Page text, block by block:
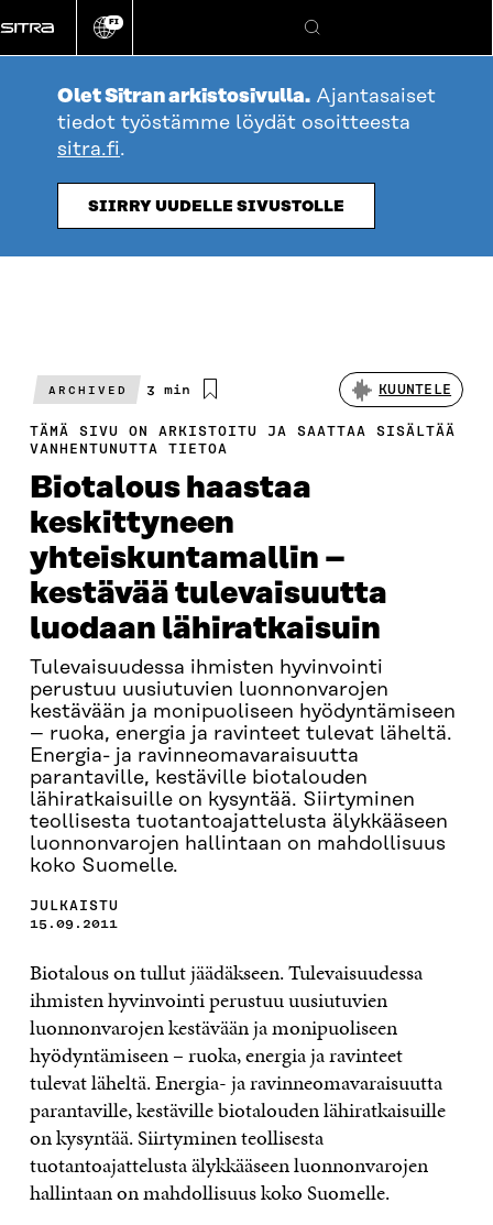
suoraan
sisältöön
Vaihda
kieli
FI
Hae
Olet Sitran arkistosivulla. Ajantasaiset
tiedot työstämme löydät osoitteesta
sitra.fi.
SIIRRY UUDELLE SIVUSTOLLE
ARCHIVED
Arvioitu
3 min KUUNTELE
TÄMÄ SIVU ON ARKISTOITU JA SAATTAA SISÄLTÄÄ
VANHENTUNUTTA TIETOA
Biotalous haastaa
keskittyneen
yhteiskuntamallin –
kestävää tulevaisuutta
luodaan lähiratkaisuin
Tulevaisuudessa ihmisten hyvinvointi
perustuu uusiutuvien luonnonvarojen
kestävään ja monipuoliseen hyödyntämiseen
– ruoka, energia ja ravinteet tulevat läheltä.
Energia- ja ravinneomavaraisuutta
parantaville, kestäville biotalouden
lähiratkaisuille on kysyntää. Siirtyminen
teollisesta tuotantoajattelusta älykkääseen
luonnonvarojen hallintaan on mahdollisuus
koko Suomelle.
JULKAISTU
15.09.2011
Biotalous on tullut jäädäkseen. Tulevaisuudessa
ihmisten hyvinvointi perustuu uusiutuvien
luonnonvarojen kestävään ja monipuoliseen
hyödyntämiseen – ruoka, energia ja ravinteet
tulevat läheltä. Energia- ja ravinneomavaraisuutta
parantaville, kestäville biotalouden lähiratkaisuille
on kysyntää. Siirtyminen teollisesta
tuotantoajattelusta älykkääseen luonnonvarojen
hallintaan on mahdollisuus koko Suomelle.